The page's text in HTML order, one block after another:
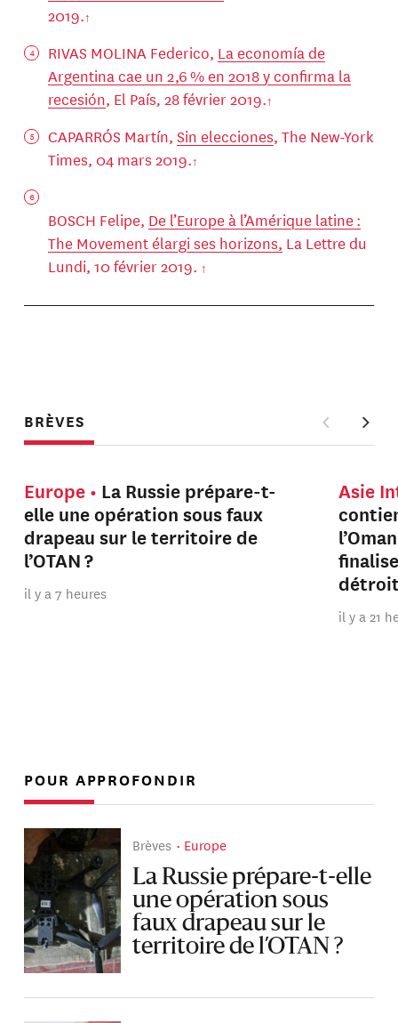
2019.
RIVAS MOLINA Federico, La economía de
Argentina cae un 2,6 % en 2018 y confirma la
recesión, El País, 28 février 2019.
CAPARRÓS Martín, Sin elecciones, The New-York
Times, 04 mars 2019.
BOSCH Felipe, De l’Europe à l’Amérique latine :
The Movement élargi ses horizons, La Lettre du
Lundi, 10 février 2019.
BRÈVES
Europe
La Russie prépare-t-
elle une opération sous faux
drapeau sur le territoire de
l’OTAN ?
il y a 7 heures
Asie
il y a 21
POUR APPROFONDIR
Brèves Europe
La Russie prépare-t-elle
une opération sous
faux drapeau sur le
territoire de l’OTAN ?